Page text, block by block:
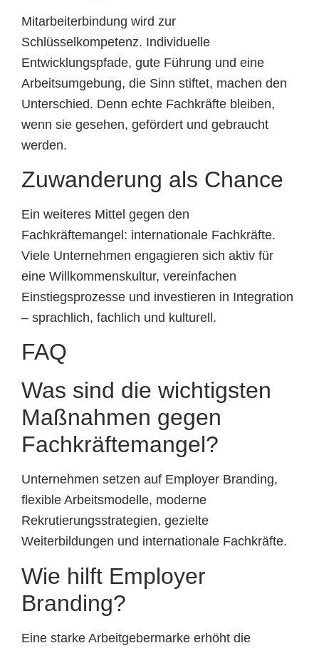
Mitarbeiterbindung wird zur
Schlüsselkompetenz. Individuelle
Entwicklungspfade, gute Führung und eine
Arbeitsumgebung, die Sinn stiftet, machen den
Unterschied. Denn echte Fachkräfte bleiben,
wenn sie gesehen, gefördert und gebraucht
werden.
Zuwanderung als Chance
Ein weiteres Mittel gegen den
Fachkräftemangel: internationale Fachkräfte.
Viele Unternehmen engagieren sich aktiv für
eine Willkommenskultur, vereinfachen
Einstiegsprozesse und investieren in Integration
– sprachlich, fachlich und kulturell.
FAQ
Was sind die wichtigsten
Maßnahmen gegen
Fachkräftemangel?
Unternehmen setzen auf Employer Branding,
flexible Arbeitsmodelle, moderne
Rekrutierungsstrategien, gezielte
Weiterbildungen und internationale Fachkräfte.
Wie hilft Employer
Branding?
Eine starke Arbeitgebermarke erhöht die